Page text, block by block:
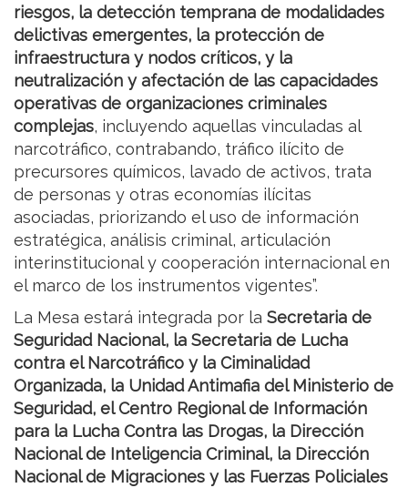
riesgos, la detección temprana de modalidades
delictivas emergentes, la protección de
infraestructura y nodos críticos, y la
neutralización y afectación de las capacidades
operativas de organizaciones criminales
complejas, incluyendo aquellas vinculadas al
narcotráfico, contrabando, tráfico ilícito de
precursores químicos, lavado de activos, trata
de personas y otras economías ilícitas
asociadas, priorizando el uso de información
estratégica, análisis criminal, articulación
interinstitucional y cooperación internacional en
el marco de los instrumentos vigentes”.
La Mesa estará integrada por la Secretaria de
Seguridad Nacional, la Secretaria de Lucha
contra el Narcotráfico y la Ciminalidad
Organizada, la Unidad Antimafia del Ministerio de
Seguridad, el Centro Regional de Información
para la Lucha Contra las Drogas, la Dirección
Nacional de Inteligencia Criminal, la Dirección
Nacional de Migraciones y las Fuerzas Policiales